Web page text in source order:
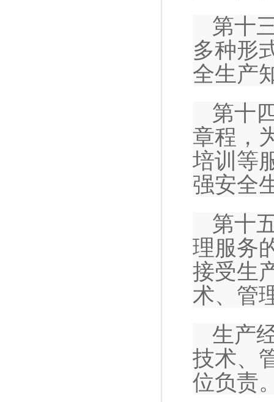
第十
多种形
全生产
第十
章程，
培训等
强安全
第十
理服务
接受生
术、管
生产
技术、
位负责